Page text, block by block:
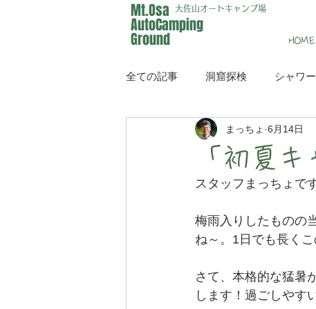
Mt.Osa
AutoCamping
Ground
大佐山オートキャンプ場
HOME
全ての記事 洞窟探検 シャワ
メディア
「初夏
まっちょ 6月14日
スタッフまっちょで
梅雨入りしたものの
ね～。1日でも長く
さて、本格的な猛暑
します！過ごしやす